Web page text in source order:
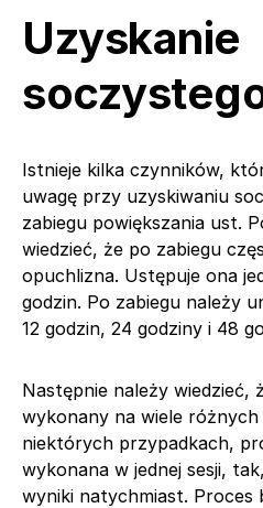
Uzyskanie
Istnieje kilka czynników,
uwagę przy uzyskiwaniu
zabiegu powiększania ust.
wiedzieć, że po zabiegu
opuchlizna. Ustępuje ona
godzin. Po zabiegu należy
12 godzin, 24 godziny i 48
Następnie należy wiedzieć,
wykonany na wiele różnych
niektórych przypadkach,
wykonana w jednej sesji,
wyniki natychmiast. Proces